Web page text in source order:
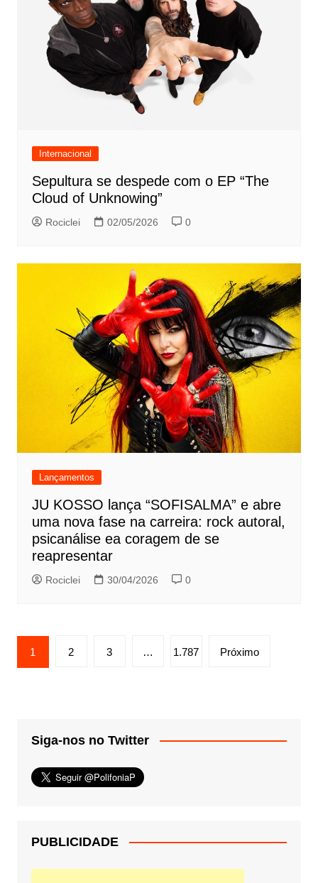
Internacional
Sepultura se despede com o EP “The
Cloud of Unknowing”
Rociclei 02/05/2026 0
Lançamentos
JU KOSSO lança “SOFISALMA” e abre
uma nova fase na carreira: rock autoral,
psicanálise ea coragem de se
reapresentar
Rociclei 30/04/2026 0
Paginação
de
1 2 3 … 1.787 Próximo
Siga-nos no Twitter
PUBLICIDADE